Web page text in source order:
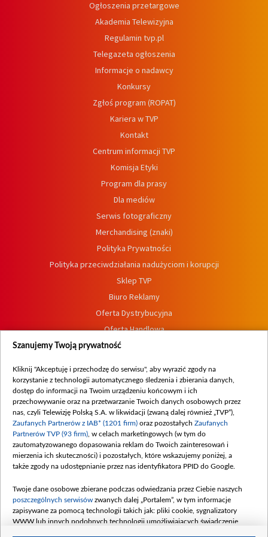
Ogłoszenia przetargowe
Akademia Telewizyjna
Regulamin tvp.pl
Telegazeta ogłoszenia
Informacje o nadawcy
Konkursy
Zgłoś program (ROPAT)
Kariera w TVP
Kontakt
Centrum informacji TVP
Komisja Etyki
Program dla prasy
Dla mediów
Serwis fotograficzny
Merchandising (znaki)
Polityka Prywatności
Polityka przeciwdziałania nadużyciom i korupcji
Sklep TVP
Biuro Reklamy
Oferta Dystrybucyjna
Oferta Handlowa
Dostępność
Procedura zgłoszeń wewnętrznych
Szanujemy Twoją prywatność
Kliknij "Akceptuję i przechodzę do serwisu", aby wyrazić zgody na
korzystanie z technologii automatycznego śledzenia i zbierania danych,
dostęp do informacji na Twoim urządzeniu końcowym i ich
przechowywanie oraz na przetwarzanie Twoich danych osobowych przez
nas, czyli Telewizję Polską S.A. w likwidacji (zwaną dalej również „TVP”),
Zaufanych Partnerów z IAB* (1201 firm) oraz pozostałych Zaufanych
Partnerów TVP (93 firm) , w celach marketingowych (w tym do
zautomatyzowanego dopasowania reklam do Twoich zainteresowań i
mierzenia ich skuteczności) i pozostałych, które wskazujemy poniżej, a
także zgody na udostępnianie przez nas identyfikatora PPID do Google.
Twoje dane osobowe zbierane podczas odwiedzania przez Ciebie naszych
poszczególnych serwisów zwanych dalej „Portalem”, w tym informacje
zapisywane za pomocą technologii takich jak: pliki cookie, sygnalizatory
WWW lub innych podobnych technologii umożliwiających świadczenie